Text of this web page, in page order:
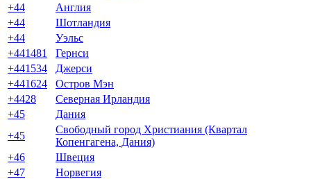
+44
Англия
+44
Шотландия
+44
Уэльс
+441481
Гернси
+441534
Джерси
+441624
Остров Мэн
+4428
Северная Ирландия
+45
Дания
+45
Свободный город Христиания (Квартал
Копенгагена, Дания)
+46
Швеция
+47
Норвегия